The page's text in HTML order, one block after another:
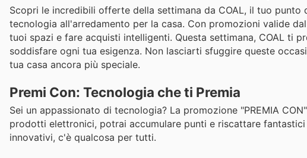
Scopri le incredibili offerte della settimana da COAL, il tuo
tecnologia all'arredamento per la casa. Con promozioni valide
tuoi spazi e fare acquisti intelligenti. Questa settimana, COAL ti
soddisfare ogni tua esigenza. Non lasciarti sfuggire queste
tua casa ancora più speciale.
Premi Con: Tecnologia che ti Premia
Sei un appassionato di tecnologia? La promozione "PREMIA
prodotti elettronici, potrai accumulare punti e riscattare
innovativi, c'è qualcosa per tutti.